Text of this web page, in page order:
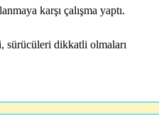
karşı çalışma yaptı.
sürücüleri dikkatli olmaları